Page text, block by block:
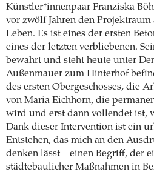
Künstler*innenpaar Franziska
vor zwölf Jahren den
Leben. Es ist eines der ersten
eines der letzten verbliebenen.
bewahrt und steht heute unter
Außenmauer zum Hinterhof
des ersten Obergeschosses, die
von Maria Eichhorn, die
wird und erst dann vollendet ist,
Dank dieser Intervention ist ein
Entstehen, das mich an den
denken lässt – einen Begriff, der
städtebaulicher Maßnahmen in